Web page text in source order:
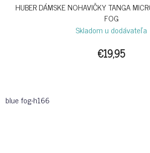
HUBER DÁMSKE NOHAVIČKY TANGA
FOG
Skladom u dodávateľa
€19,95
blue fog-h166